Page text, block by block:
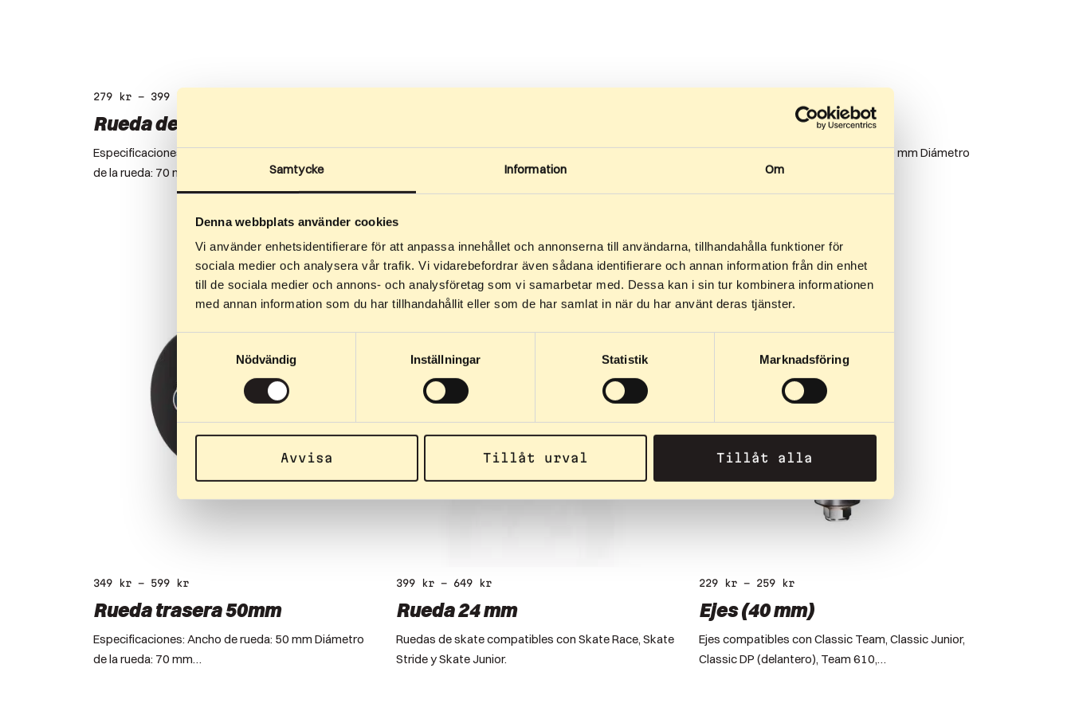
Samtycke Information Om
Denna webbplats använder cookies
Vi använder enhetsidentifierare för att anpassa innehållet och annonserna till användarna, tillhandahålla funktioner för
sociala medier och analysera vår trafik. Vi vidarebefordrar även sådana identifierare och annan information från din enhet
till de sociala medier och annons- och analysföretag som vi samarbetar med. Dessa kan i sin tur kombinera informationen
med annan information som du har tillhandahållit eller som de har samlat in när du har använt deras tjänster.
Samtyckesval
Nödvändig
Inställningar Statistik Marknadsföring
Avvisa Tillåt urval Tillåt alla
279 kr – 399
Rueda delantera 40mm
Especificaciones: Ancho de rueda: 40 mm Diámetro
de la rueda: 70 mm…
Especificaciones: Ancho de rueda: 50 mm Diámetro
Rueda trasera 40mm
Especificaciones: Ancho de rueda: 40 mm Diámetro
de la rueda: 70 mm…
349 kr – 599 kr
Rueda trasera 50mm
Especificaciones: Ancho de rueda: 50 mm Diámetro
de la rueda: 70 mm…
399 kr – 649 kr
Rueda 24 mm
Ruedas de skate compatibles con Skate Race, Skate
Stride y Skate Junior.
229 kr – 259 kr
Ejes (40 mm)
Ejes compatibles con Classic Team, Classic Junior,
Classic DP (delantero), Team 610,…